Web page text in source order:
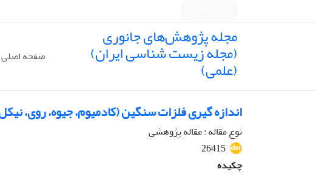
مجله پژوهش‌های جانوری
(مجله زیست شناسی ایران)
(علمی) صفحه اصلی
اندازه گیری فلزات سنگین (کادمیوم، جیوه، روی،
نوع مقاله : مقاله پژوهشی
26415
چکیده